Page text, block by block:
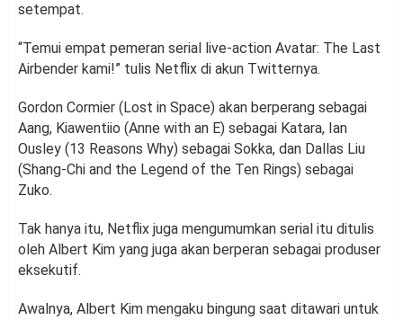
setempat.
“Temui empat pemeran serial live-action Avatar: The Last
Airbender kami!” tulis Netflix di akun Twitternya.
Gordon Cormier (Lost in Space) akan berperang sebagai
Aang, Kiawentiio (Anne with an E) sebagai Katara, Ian
Ousley (13 Reasons Why) sebagai Sokka, dan Dallas Liu
(Shang-Chi and the Legend of the Ten Rings) sebagai
Zuko.
Tak hanya itu, Netflix juga mengumumkan serial itu ditulis
oleh Albert Kim yang juga akan berperan sebagai produser
eksekutif.
Awalnya, Albert Kim mengaku bingung saat ditawari untuk